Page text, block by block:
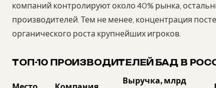
компаний контролируют около 40% рынка,
производителей. Тем не менее, концентрация
органического роста крупнейших игроков.
ТОП-10 ПРОИЗВОДИТЕЛЕЙ БАД В
Выручка, млрд